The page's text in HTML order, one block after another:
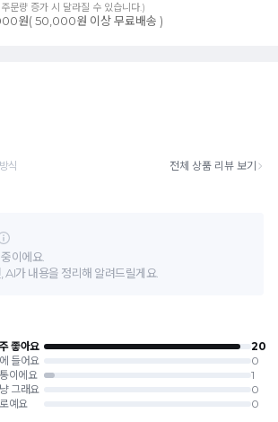
문량 증가 시 달라질 수 있습니다.)
원( 50,000원 이상 무료배송 )